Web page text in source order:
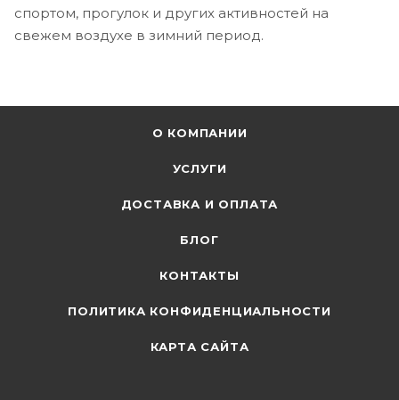
спортом, прогулок и других активностей на
свежем воздухе в зимний период.
О КОМПАНИИ
УСЛУГИ
ДОСТАВКА И ОПЛАТА
БЛОГ
КОНТАКТЫ
ПОЛИТИКА КОНФИДЕНЦИАЛЬНОСТИ
КАРТА САЙТА